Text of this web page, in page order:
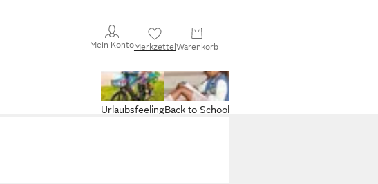
Mein KontoMerkzettelWarenkorb
Back to School
Urlaubsfeeling